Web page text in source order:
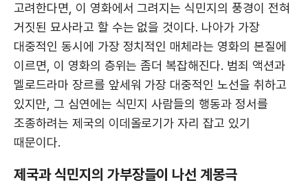
고려한다면, 이 영화에서 그려지는 식민지의 풍경이 전혀
거짓된 묘사라고 할 수는 없을 것이다. 나아가 가장
대중적인 동시에 가장 정치적인 매체라는 영화의 본질에
이르면, 이 영화의 층위는 좀더 복잡해진다. 범죄 액션과
멜로드라마 장르를 앞세워 가장 대중적인 노선을 취하고
있지만, 그 심연에는 식민지 사람들의 행동과 정서를
조종하려는 제국의 이데올로기가 자리 잡고 있기
때문이다.
제국과 식민지의 가부장들이 나선 계몽극